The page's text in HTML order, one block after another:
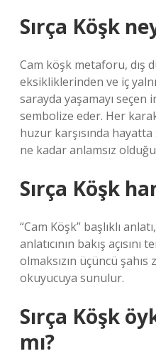
Sırça Köşk
Cam köşk metaforu, dış
eksikliklerinden ve iç
sarayda yaşamayı seçen
sembolize eder. Her
huzur karşısında
ne kadar anlamsız
Sırça Köşk
“Cam Köşk” başlıklı
anlatıcının bakış
olmaksızın üçüncü
okuyucuya sunulur.
Sırça Köşk
mı?